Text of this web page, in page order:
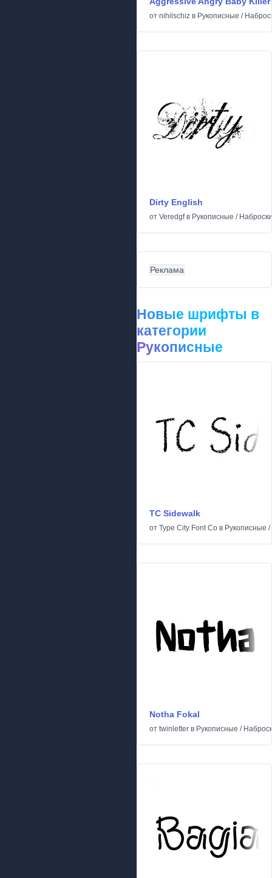
от nihilschiz в Рукописные /
Dirty English
от Veredgfв Рукописные / Наброски
Реклама
Новые шрифты в
категории
Рукописные
TC Sidewalk
от Type City Font Co в Рукописные /
Notha Fokal
от twinletter в Рукописные /